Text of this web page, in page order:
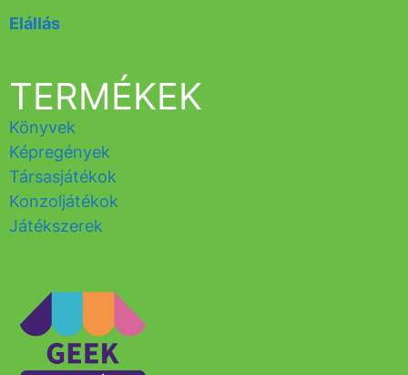
TERMÉKEK
Könyvek
Képregények
Társasjátékok
Konzoljátékok
Játékszerek
Elállás